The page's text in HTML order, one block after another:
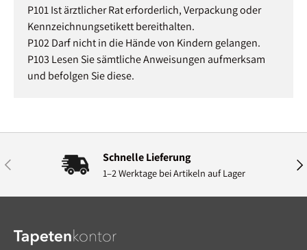
P101 Ist ärztlicher Rat erforderlich, Verpackung oder
Kennzeichnungsetikett bereithalten.
P102 Darf nicht in die Hände von Kindern gelangen.
P103 Lesen Sie sämtliche Anweisungen aufmerksam
und befolgen Sie diese.
Vorherige Schnelle Lieferung
1–2 Werktage bei Artikeln auf Lager